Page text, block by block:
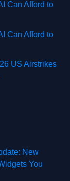
Can Afford to
Can Afford to
US Airstrikes
New
You